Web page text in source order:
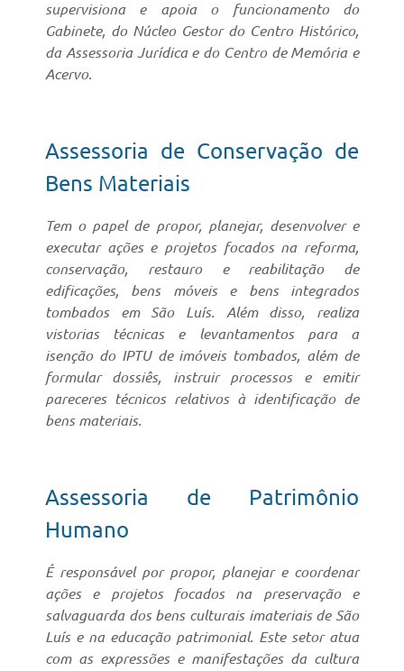
supervisiona e apoia o funcionamento do
Gabinete, do Núcleo Gestor do Centro Histórico,
da Assessoria Jurídica e do Centro de Memória e
Acervo.
Assessoria de Conservação de
Bens Materiais
Tem o papel de propor, planejar, desenvolver e
executar ações e projetos focados na reforma,
conservação, restauro e reabilitação de
edificações, bens móveis e bens integrados
tombados em São Luís. Além disso, realiza
vistorias técnicas e levantamentos para a
isenção do IPTU de imóveis tombados, além de
formular dossiês, instruir processos e emitir
pareceres técnicos relativos à identificação de
bens materiais.
Assessoria de Patrimônio
Humano
É responsável por propor, planejar e coordenar
ações e projetos focados na preservação e
salvaguarda dos bens culturais imateriais de São
Luís e na educação patrimonial. Este setor atua
com as expressões e manifestações da cultura